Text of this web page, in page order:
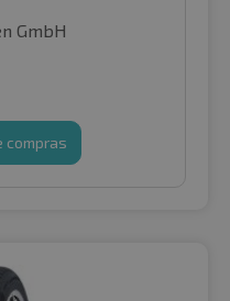
GmbH
compras